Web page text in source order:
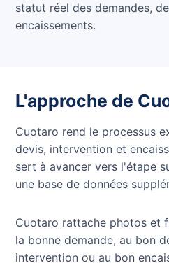
statut réel des demandes,
encaissements.
L'approche de
Cuotaro rend le processus
devis, intervention et
sert à avancer vers l'étape
une base de données
Cuotaro rattache photos et
la bonne demande, au bon
intervention ou au bon